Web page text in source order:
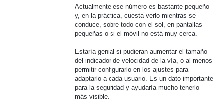
Actualmente ese número es bastante pequeño
y, en la práctica, cuesta verlo mientras se
conduce, sobre todo con el sol, en pantallas
pequeñas o si el móvil no está muy cerca.
Estaría genial si pudieran aumentar el tamaño
del indicador de velocidad de la vía, o al menos
permitir configurarlo en los ajustes para
adaptarlo a cada usuario. Es un dato importante
para la seguridad y ayudaría mucho tenerlo
más visible.